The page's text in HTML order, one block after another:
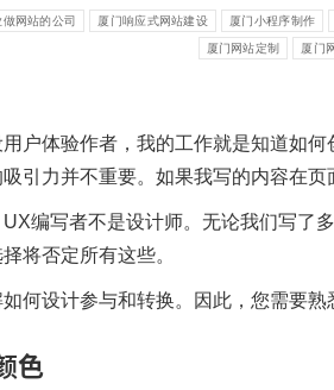
网站的公司 厦门响应式网站建设 厦门小程序制作
厦门网站定制 厦门
户体验作者，我的工作就是知道如
引力并不重要。如果我写的内容在
编写者不是设计师。无论我们写了
将否定所有这些。
何设计参与和转换。因此，您需要熟
色